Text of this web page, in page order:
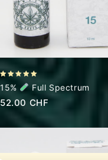
out of 5
15% Full Spectrum
52.00 CHF